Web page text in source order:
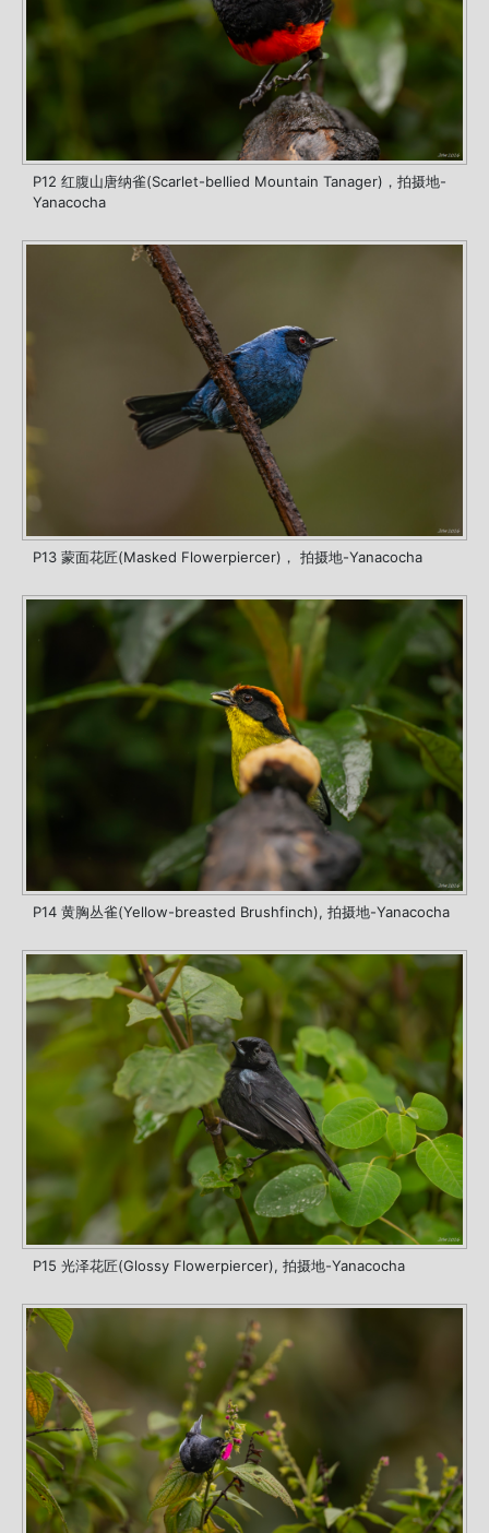
P12 红腹山唐纳雀(Scarlet-bellied Mountain Tanager)，拍摄地-
Yanacocha
P13 蒙面花匠(Masked Flowerpiercer)， 拍摄地-Yanacocha
P14 黄胸丛雀(Yellow-breasted Brushfinch), 拍摄地-Yanacocha
P15 光泽花匠(Glossy Flowerpiercer), 拍摄地-Yanacocha